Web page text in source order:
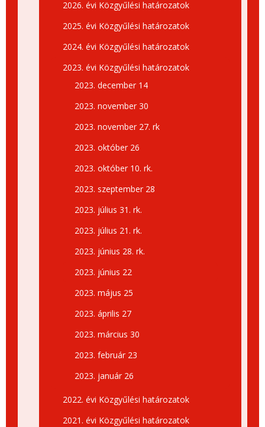
2026. évi Közgyűlési határozatok
2025. évi Közgyűlési határozatok
2024. évi Közgyűlési határozatok
2023. évi Közgyűlési határozatok
2023. december 14
2023. november 30
2023. november 27. rk
2023. október 26
2023. október 10. rk.
2023. szeptember 28
2023. július 31. rk.
2023. július 21. rk.
2023. június 28. rk.
2023. június 22
2023. május 25
2023. április 27
2023. március 30
2023. február 23
2023. január 26
2022. évi Közgyűlési határozatok
2021. évi Közgyűlési határozatok